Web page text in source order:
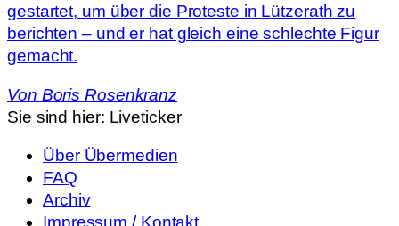
gestartet, um über die Proteste in Lützerath zu
berichten – und er hat gleich eine schlechte Figur
gemacht.
Von Boris Rosenkranz
Sie sind hier: Liveticker
Über Übermedien
FAQ
Archiv
Impressum / Kontakt